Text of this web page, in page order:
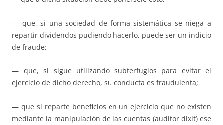
— que, si una sociedad de forma sistemática se niega a
repartir dividendos pudiendo hacerlo, puede ser un indicio
de fraude;
— que, si sigue utilizando subterfugios para evitar el
ejercicio de dicho derecho, su conducta es fraudulenta;
— que si reparte beneficios en un ejercicio que no existen
mediante la manipulación de las cuentas (auditor dixit) ese